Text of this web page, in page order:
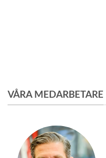
VÅRA MEDARBETARE